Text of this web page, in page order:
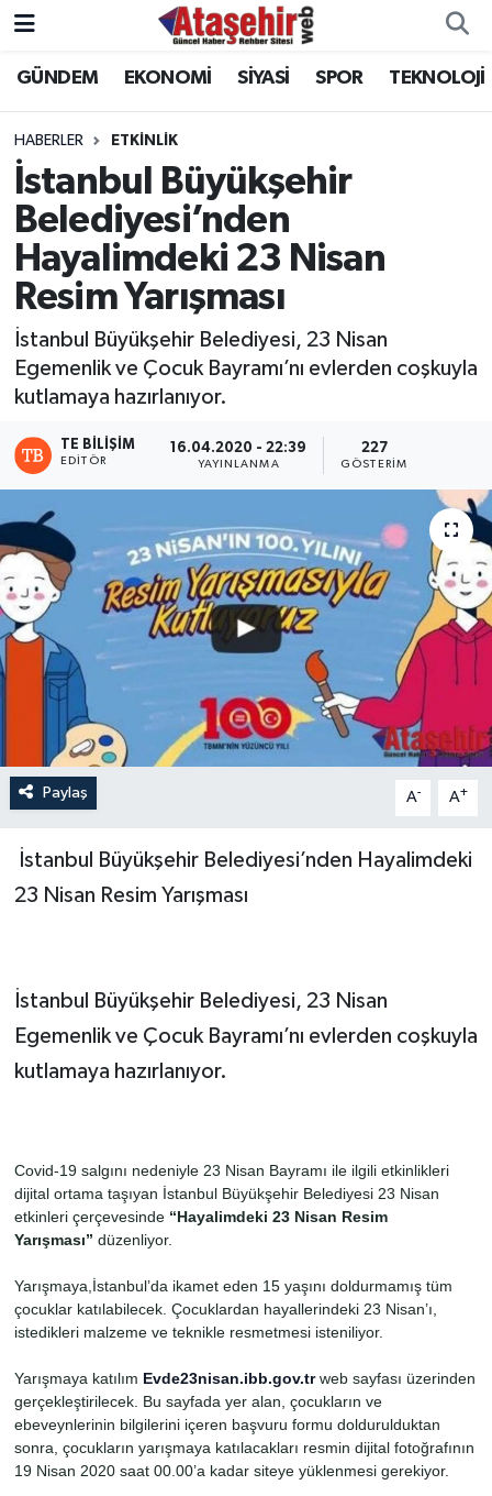
GÜNDEM EKONOMİ SİYASİ SPOR TEKNOLOJİ
HABERLER ETKİNLİK
İstanbul Büyükşehir
Belediyesi’nden
Hayalimdeki 23 Nisan
Resim Yarışması
İstanbul Büyükşehir Belediyesi, 23 Nisan
Egemenlik ve Çocuk Bayramı’nı evlerden coşkuyla
kutlamaya hazırlanıyor.
TE BILIŞIM
EDITÖR
16.04.2020 - 22:39
YAYINLANMA
227
GÖSTERIM
Paylaş A- A+
İstanbul Büyükşehir Belediyesi’nden Hayalimdeki
23 Nisan Resim Yarışması
İstanbul Büyükşehir Belediyesi, 23 Nisan
Egemenlik ve Çocuk Bayramı’nı evlerden coşkuyla
kutlamaya hazırlanıyor.
Covid-19 salgını nedeniyle 23 Nisan Bayramı ile ilgili etkinlikleri
dijital ortama taşıyan İstanbul Büyükşehir Belediyesi 23 Nisan
etkinleri çerçevesinde “Hayalimdeki 23 Nisan Resim
Yarışması” düzenliyor.
Yarışmaya,İstanbul’da ikamet eden 15 yaşını doldurmamış tüm
çocuklar katılabilecek. Çocuklardan hayallerindeki 23 Nisan’ı,
istedikleri malzeme ve teknikle resmetmesi isteniliyor.
Yarışmaya katılım Evde23nisan.ibb.gov.tr web sayfası üzerinden
gerçekleştirilecek. Bu sayfada yer alan, çocukların ve
ebeveynlerinin bilgilerini içeren başvuru formu doldurulduktan
sonra, çocukların yarışmaya katılacakları resmin dijital fotoğrafının
19 Nisan 2020 saat 00.00’a kadar siteye yüklenmesi gerekiyor.
Hava Durumu
Trafik Durumu
Süper Lig Puan Durumu ve Fikstür
Tüm Manşetler
Son Dakika Haberleri
Haber Arşivi